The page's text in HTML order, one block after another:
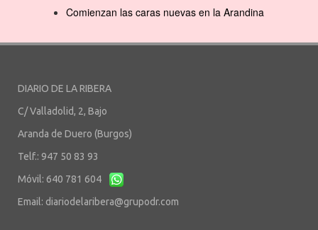
Comienzan las caras nuevas en la Arandina
DIARIO DE LA RIBERA
C/ Valladolid, 2, Bajo
Aranda de Duero (Burgos)
Telf.: 947 50 83 93
Móvil: 640 781 604
Email: diariodelaribera@grupodr.com